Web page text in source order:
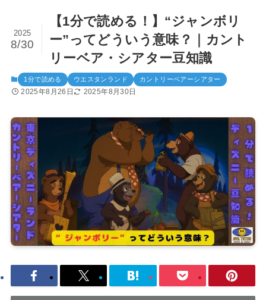
【1分で読める！】“ジャンボリ
ー”ってどういう意味？｜カント
リーベア・シアター豆知識
2025
8/30
1分で読める ウエスタンランド カントリーベアーシアター
2025年8月26日 2025年8月30日